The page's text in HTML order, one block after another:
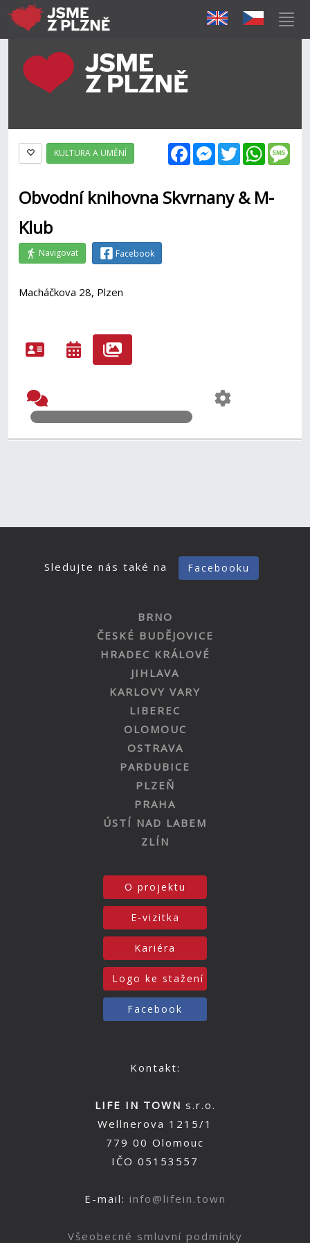
FacebookMessenger
Twitter
KULTURA A UMĚNÍ
Obvodní knihovna Skvrnany & M-
Klub
Navigovat Facebook
Macháčkova 28, Plzen
Sledujte nás také na Facebooku
BRNO
ČESKÉ BUDĚJOVICE
HRADEC KRÁLOVÉ
JIHLAVA
KARLOVY VARY
LIBEREC
OLOMOUC
OSTRAVA
PARDUBICE
PLZEŇ
PRAHA
ÚSTÍ NAD LABEM
ZLÍN
O projektu
E-vizitka
Kariéra
Logo ke stažení
Facebook
Kontakt:
LIFE IN TOWN s.r.o.
Wellnerova 1215/1
779 00 Olomouc
IČO 05153557
E-mail: info@lifein.town
Všeobecné smluvní podmínky